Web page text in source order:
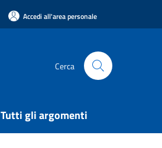
Accedi all'area personale
Cerca
Tutti gli argomenti